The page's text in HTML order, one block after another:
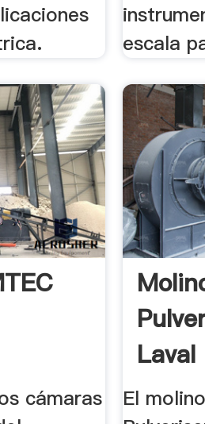
escala
cámaras
Laval
El